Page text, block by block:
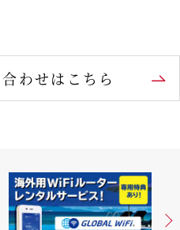
わせはこちら